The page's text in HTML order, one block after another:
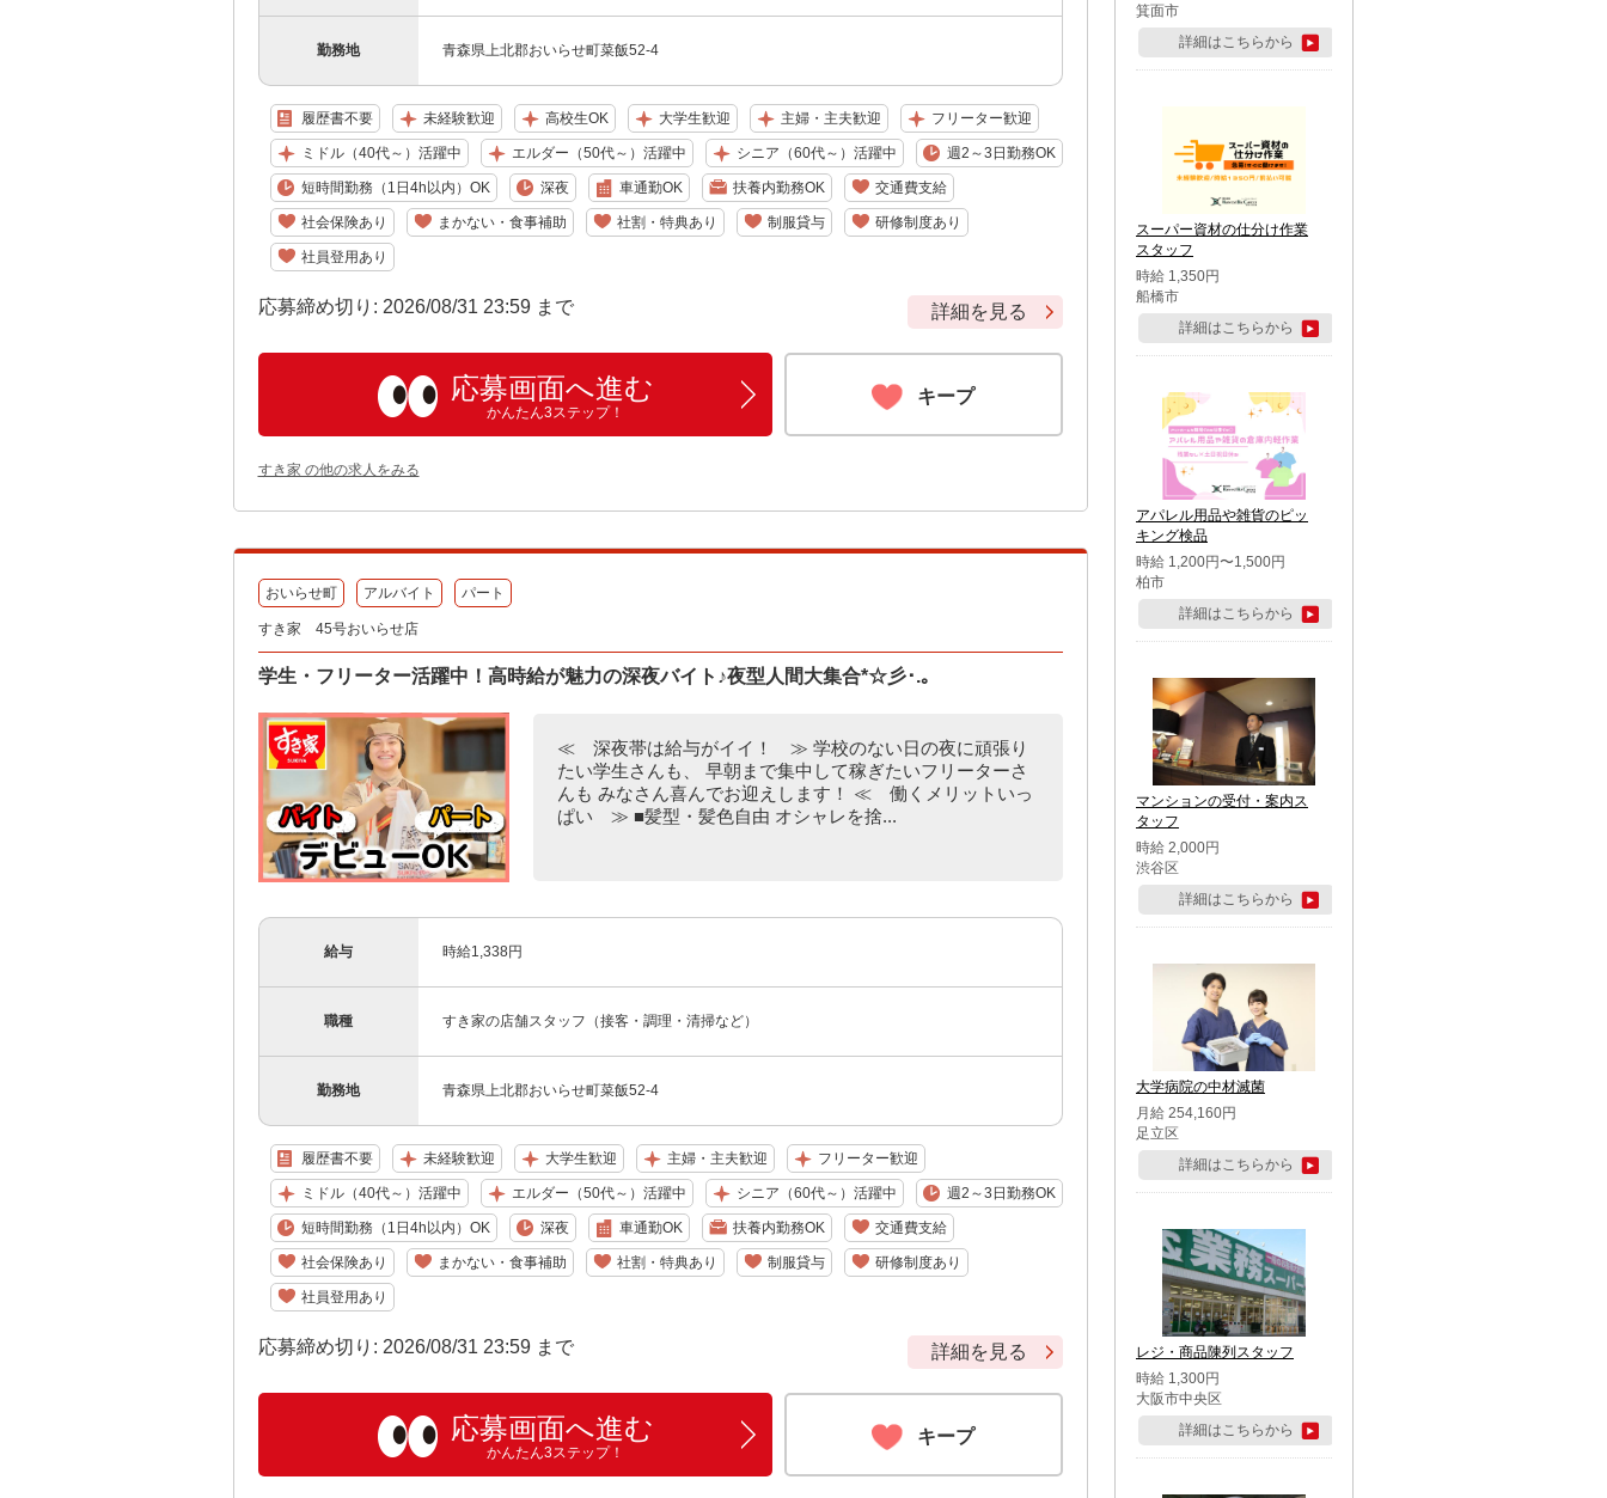
勤務地 青森県上北郡おいらせ町菜飯52-4
履歴書不要 未経験歓迎 高校生OK 大学生歓迎 主婦・主夫歓迎 フリーター歓迎
ミドル（40代～）活躍中 エルダー（50代～）活躍中 シニア（60代～）活躍中 週2～3日勤務OK
短時間勤務（1日4h以内）OK 深夜 車通勤OK 扶養内勤務OK 交通費支給
社会保険あり まかない・食事補助 社割・特典あり 制服貸与 研修制度あり
社員登用あり
応募締め切り: 2026/08/31 23:59 まで 詳細を見る
応募画面へ進む
かんたん3ステップ！
キープ
すき家 の他の求人をみる
おいらせ町 アルバイト パート
すき家 45号おいらせ店
学生・フリーター活躍中！高時給が魅力の深夜バイト♪夜型人間大集合*☆彡･.｡
≪ 深夜帯は給与がイイ！ ≫ 学校のない日の夜に頑張り
たい学生さんも、 早朝まで集中して稼ぎたいフリーターさ
んも みなさん喜んでお迎えします！ ≪ 働くメリットいっ
ぱい ≫ ■髪型・髪色自由 オシャレを捨...
給与 時給1,338円
職種 すき家の店舗スタッフ（接客・調理・清掃など）
勤務地 青森県上北郡おいらせ町菜飯52-4
履歴書不要 未経験歓迎 大学生歓迎 主婦・主夫歓迎 フリーター歓迎
ミドル（40代～）活躍中 エルダー（50代～）活躍中 シニア（60代～）活躍中 週2～3日勤務OK
短時間勤務（1日4h以内）OK 深夜 車通勤OK 扶養内勤務OK 交通費支給
社会保険あり まかない・食事補助 社割・特典あり 制服貸与 研修制度あり
社員登用あり
応募締め切り: 2026/08/31 23:59 まで 詳細を見る
応募画面へ進む
かんたん3ステップ！
キープ
箕面市
詳細はこちらから
スーパー資材の仕分け作業
スタッフ
時給 1,350円
船橋市
詳細はこちらから
アパレル用品や雑貨のピッ
キング検品
時給 1,200円〜1,500円
柏市
詳細はこちらから
マンションの受付・案内ス
タッフ
時給 2,000円
渋谷区
詳細はこちらから
大学病院の中材滅菌
月給 254,160円
足立区
詳細はこちらから
レジ・商品陳列スタッフ
時給 1,300円
大阪市中央区
詳細はこちらから